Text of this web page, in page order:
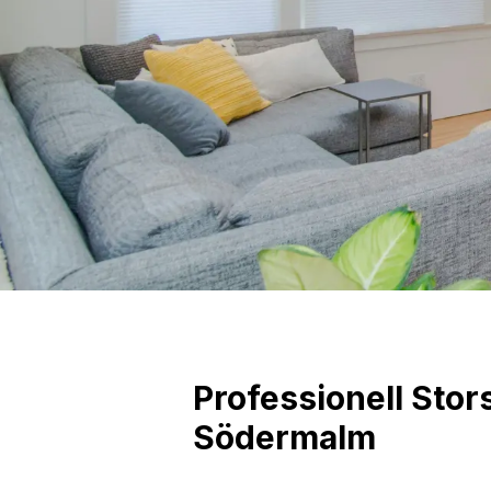
Professionell
Södermalm